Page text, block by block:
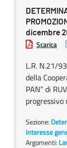
dicembre
Scarica
L.R. N.21/
della
PAN” di
progressivo
Sezione:
interesse
Argomenti: